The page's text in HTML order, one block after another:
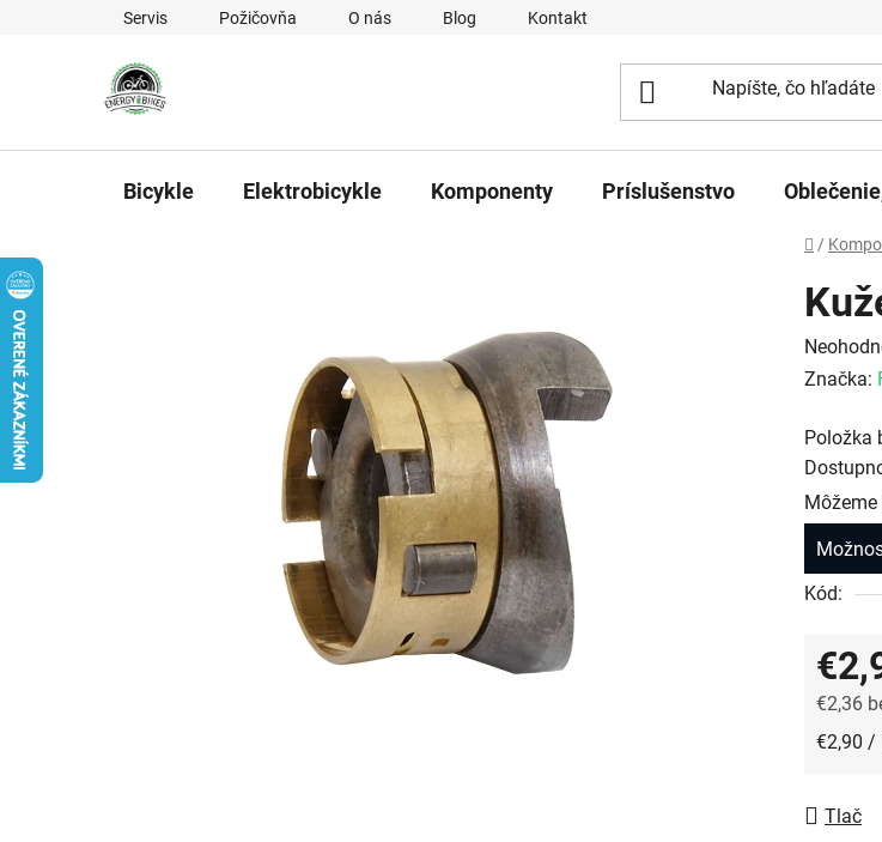
Prejsť na obsahServis Požičovňa O nás Blog Kontakt
Bicykle Elektrobicykle Komponenty Príslušenstvo
Domov
/
Značka:
Položka
Kód:
€2,36
€2,90 /
Tlač